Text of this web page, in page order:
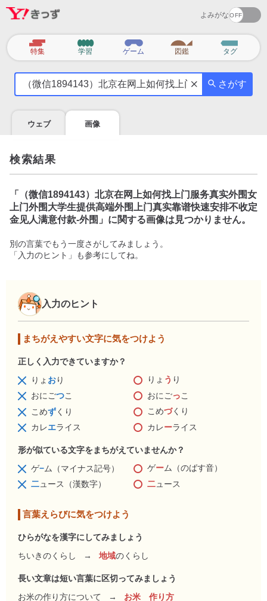
よみがな
カ
テ
特集 学習 ゲーム 図鑑 タグ
気
を
調
べ
よ
う
さがす
ウェブ 画像
検索結果
「
（微信1894143）北京在网上如何找上门服务真实外围女
上门外围大学生提供高端外围上门真实靠谱快速安排不收定
金见人满意付款-外围 」に関する画像は見つかりません。
別の言葉でもう一度さがしてみましょう。
「入力のヒント」も参考にしてね。
入力のヒント
まちがえやすい文字に気をつけよう
正しく入力できていますか？
りょ おり りょ う り
おにごつこ おにごっこ
こめずくり こめづくり
カレエライス カレーライス
形が似ている文字をまちがえていませんか？
ゲ−ム（マイナス記号） ゲーム（のばす音）
二ュース（漢数字） 二ュース
言葉えらびに気をつけよう
ひらがなを漢字にしてみましょう
ちいきのくらし
→ 地域のくらし
長い文章は短い言葉に区切ってみましょう
お米の作り方について
→ お米 作り方